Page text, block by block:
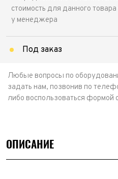
стоимость для данного
у менеджера
Под заказ
Любые вопросы по
задать нам, позвонив по
либо воспользоваться формой
ОПИСАНИЕ